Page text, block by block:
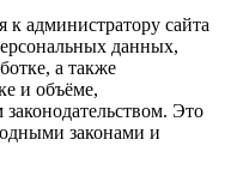
к администратору сайта
данных,
а также
и объёме,
Это
законами и